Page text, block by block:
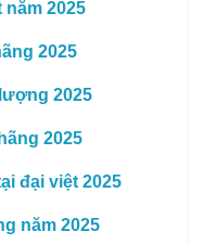
năm 2025
2025
2025
2025
đại việt 2025
năm 2025